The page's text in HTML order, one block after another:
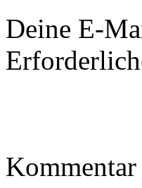
Deine E-
Kommentar